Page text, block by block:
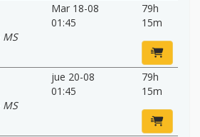
MS
Mar 18-08
01:45
79h
15m
MS
jue 20-08
01:45
79h
15m